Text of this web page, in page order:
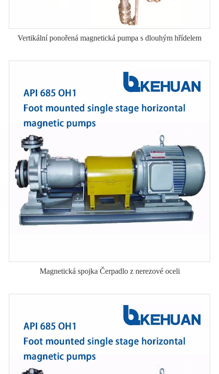
Vertikální ponořená magnetická pumpa s dlouhým hřídelem
Magnetická spojka Čerpadlo z nerezové oceli